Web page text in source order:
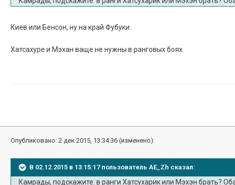
Киев или Бенсон, ну на край Фубуки..
Хатсахуре и Мэхан ваще не нужны в ранговых боях.
Опубликовано:2 дек 2015, 13:34:36 (изменено)
В 02.12.2015 в 13:15:17 пользователь AE_Zh сказал:
Камрады, подскажите: в ранги Хатсухарик или Мэхэн брать?